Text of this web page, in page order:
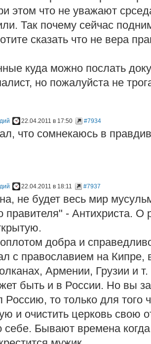
этом что не уважают
Так почему сейчас
сказать что не вера
куда можно послать
но пожалуйста не
22.04.2011 в 17:50 #7934
что сомнекаюсь в
22.04.2011 в 18:11 #7937
не будет весь мир
правителя" - Антихриста. О
добра и
с православием на Кипре,
Армении, Грузии и
быть и в России. Но вы
Россию, то только для того
и очистить церковь свою
себе. Бывают времена